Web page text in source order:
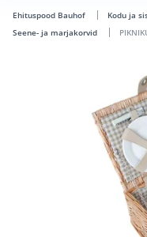
Ehituspood Bauhof Kodu ja
Seene- ja marjakorvid